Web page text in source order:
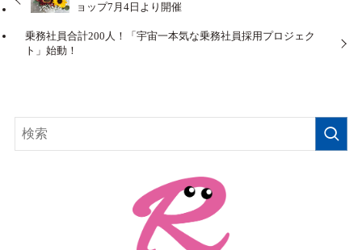
ョップ7月4日より開催
乗務社員合計200人！「宇宙一本気な乗務社員採用プロジェク
ト」始動！